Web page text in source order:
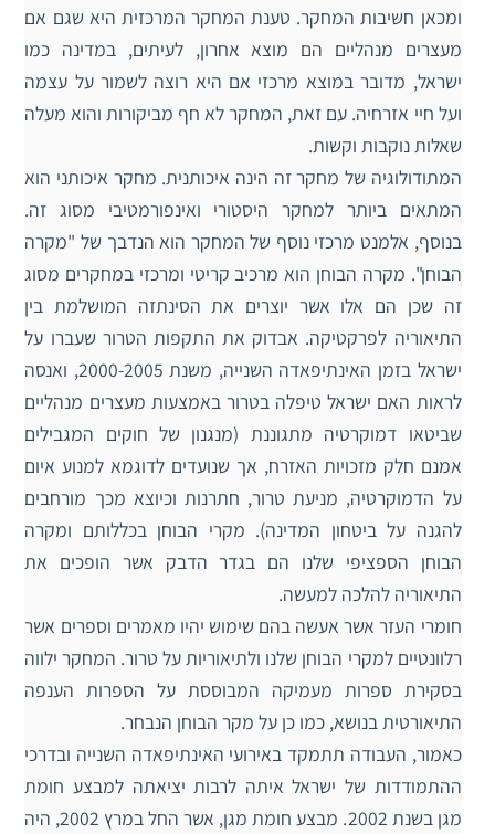
ומכאן חשיבות המחקר. טענת המחקר המרכזית היא שגם אם
מעצרים מנהליים הם מוצא אחרון, לעיתים, במדינה כמו
ישראל, מדובר במוצא מרכזי אם היא רוצה לשמור על עצמה
ועל חיי אזרחיה. עם זאת, המחקר לא חף מביקורות והוא מעלה
שאלות נוקבות וקשות.
המתודולוגיה של מחקר זה הינה איכותנית. מחקר איכותני הוא
המתאים ביותר למחקר היסטורי ואינפורמטיבי מסוג זה.
בנוסף, אלמנט מרכזי נוסף של המחקר הוא הנדבך של "מקרה
הבוחן". מקרה הבוחן הוא מרכיב קריטי ומרכזי במחקרים מסוג
זה שכן הם אלו אשר יוצרים את הסינתזה המושלמת בין
התיאוריה לפרקטיקה. אבדוק את התקפות הטרור שעברו על
ישראל בזמן האינתיפאדה השנייה, משנת 2000-2005, ואנסה
לראות האם ישראל טיפלה בטרור באמצעות מעצרים מנהליים
שביטאו דמוקרטיה מתגוננת (מנגנון של חוקים המגבילים
אמנם חלק מזכויות האזרח, אך שנועדים לדוגמא למנוע איום
על הדמוקרטיה, מניעת טרור, חתרנות וכיוצא מכך מורחבים
להגנה על ביטחון המדינה). מקרי הבוחן בכללותם ומקרה
הבוחן הספציפי שלנו הם בגדר הדבק אשר הופכים את
התיאוריה להלכה למעשה.
חומרי העזר אשר אעשה בהם שימוש יהיו מאמרים וספרים אשר
רלוונטיים למקרי הבוחן שלנו ולתיאוריות על טרור. המחקר ילווה
בסקירת ספרות מעמיקה המבוססת על הספרות הענפה
התיאורטית בנושא, כמו כן על מקר הבוחן הנבחר.
כאמור, העבודה תתמקד באירועי האינתיפאדה השנייה ובדרכי
ההתמודדות של ישראל איתה לרבות יציאתה למבצע חומת
מגן בשנת 2002. מבצע חומת מגן, אשר החל במרץ 2002, היה